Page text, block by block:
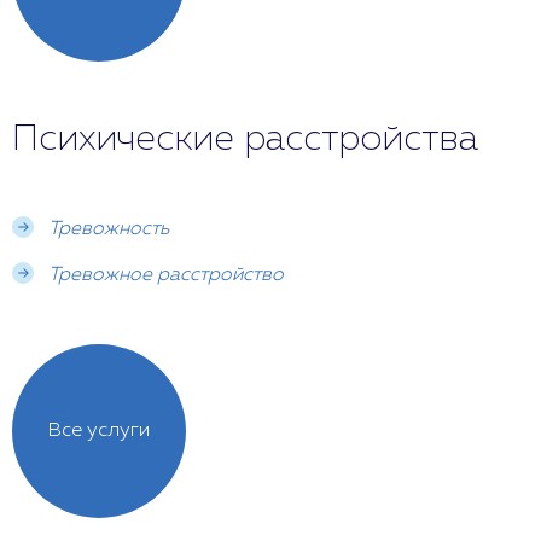
Психические расстройства
Тревожность
Тревожное расстройство
Все услуги